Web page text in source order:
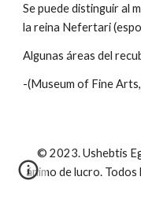
Se puede distinguir al
la reina Nefertari
Algunas áreas del
-(Museum of Fine
© 2023. Ushebtis
ánimo de lucro.